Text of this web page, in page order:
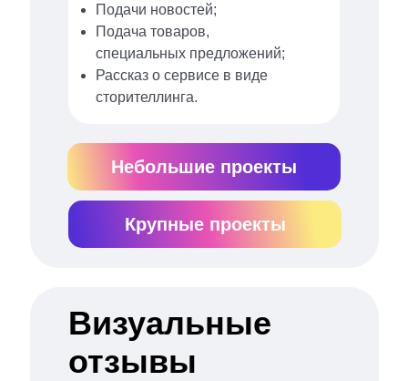
Подачи новостей;
Подача товаров,
специальных предложений;
Рассказ о сервисе в виде
сторителлинга.
Визуальные
отзывы
Небольшие проекты
Крупные проекты